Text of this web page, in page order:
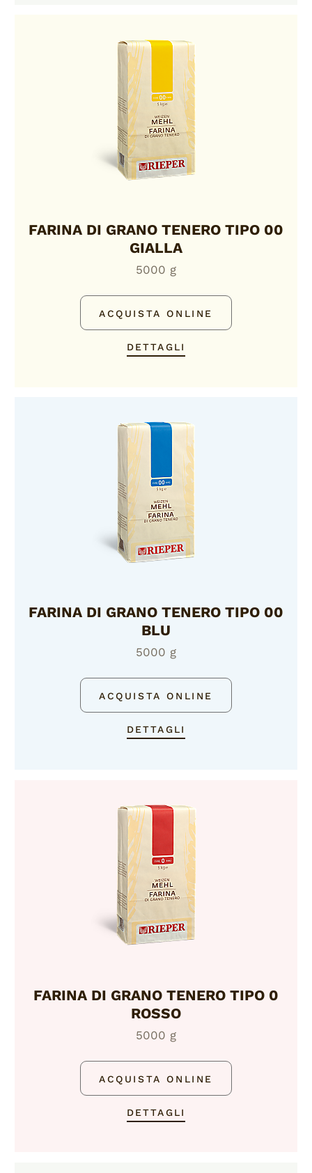
FARINA DI GRANO TENERO TIPO 00
GIALLA
5000 g
ACQUISTA ONLINE
DETTAGLI
FARINA DI GRANO TENERO TIPO 00
BLU
5000 g
ACQUISTA ONLINE
DETTAGLI
FARINA DI GRANO TENERO TIPO 0
ROSSO
5000 g
ACQUISTA ONLINE
DETTAGLI